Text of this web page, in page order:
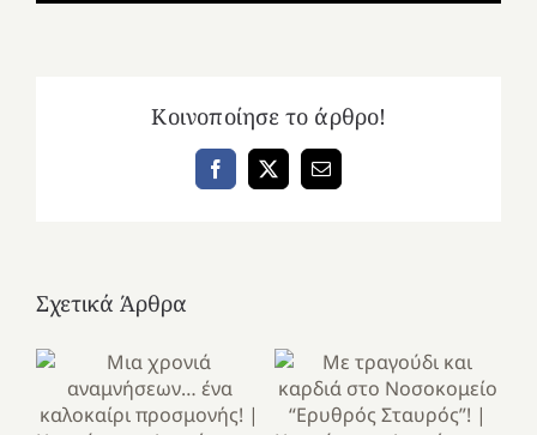
Κοινοποίησε το άρθρο!
Facebook
X Email
Σχετικά Άρθρα